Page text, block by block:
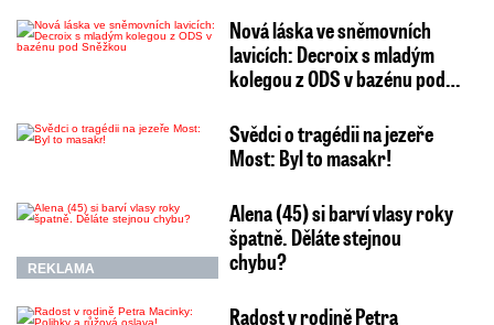
Nová láska ve sněmovních
lavicích: Decroix s mladým
kolegou z ODS v bazénu pod…
Svědci o tragédii na jezeře
Most: Byl to masakr!
REKLAMA
Alena (45) si barví vlasy roky
špatně. Děláte stejnou
chybu?
Radost v rodině Petra